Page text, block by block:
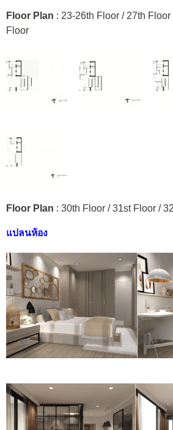
Floor Plan : 23-26th Floor / 27th
Floor
Floor Plan : 30th Floor / 31st Floor /
แปลนห้อง